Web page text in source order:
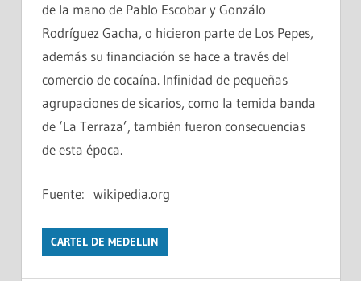
de la mano de Pablo Escobar y Gonzálo
Rodríguez Gacha, o hicieron parte de Los Pepes,
además su financiación se hace a través del
comercio de cocaína. Infinidad de pequeñas
agrupaciones de sicarios, como la temida banda
de ‘La Terraza’, también fueron consecuencias
de esta época.
Fuente: wikipedia.org
CARTEL DE MEDELLIN